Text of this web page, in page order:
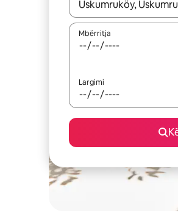
Kur rezultatet të jenë të
Mbërritja
Largimi